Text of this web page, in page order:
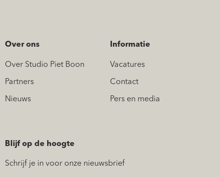
Over ons
Over Studio Piet Boon
Partners
Nieuws
Informatie
Vacatures
Contact
Pers en media
Blijf op de hoogte
Schrijf je in voor onze nieuwsbrief